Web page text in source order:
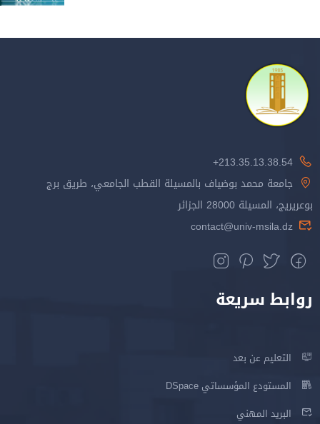
213.35.13.38.54+
جامعة محمد بوضياف بالمسيلة القطب الجامعي، طريق برج
بوعريريج، المسيلة 28000 الجزائر
contact@univ-msila.dz
روابط سريعة
التعليم عن بعد
المستودع المؤسساتي DSpace
البريد المهني